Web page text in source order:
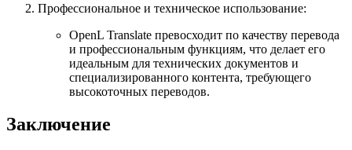
Профессиональное и техническое использование:
OpenL Translate превосходит по качеству перевода
и профессиональным функциям, что делает его
идеальным для технических документов и
специализированного контента, требующего
высокоточных переводов.
Заключение